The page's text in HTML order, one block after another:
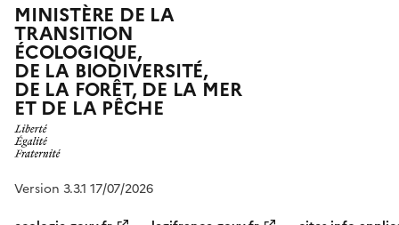
MINISTÈRE DE LA
TRANSITION
ÉCOLOGIQUE,
DE LA BIODIVERSITÉ,
DE LA FORÊT, DE LA MER
ET DE LA PÊCHE
Version 3.3.1 17/07/2026